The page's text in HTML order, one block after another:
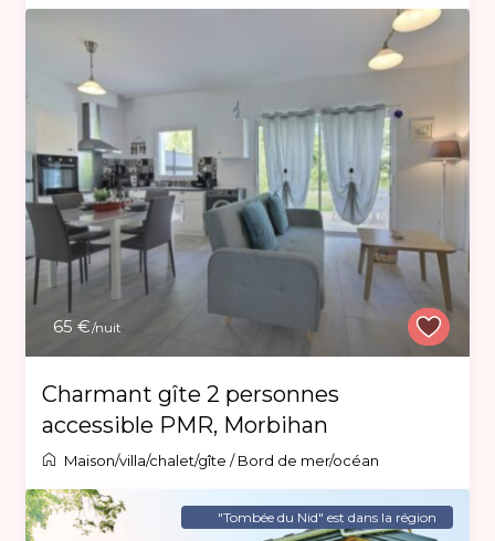
65 €/nuit
Charmant gîte 2 personnes
accessible PMR, Morbihan
Maison/villa/chalet/gîte /Bord de mer/océan
"Tombée du Nid" est dans la région